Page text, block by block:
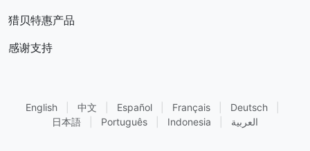
猎贝特惠产品
感谢支持
English 中文 Español Français Deutsch
日本語
Português Indonesia العربية